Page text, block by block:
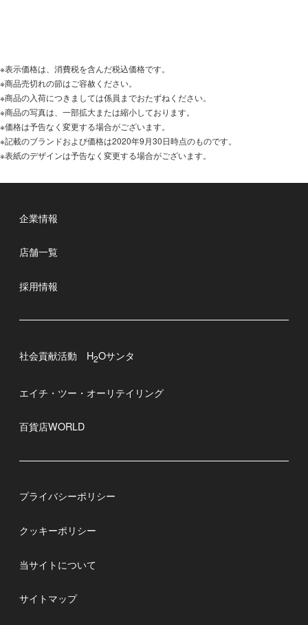
※表示価格は、消費税を含んだ税込価格です。
※商品売切れの節はご容赦ください。
※商品の入荷につきましては係員までおたずねください。
※商品の写真は、一部拡大または縮小しております。
※価格は予告なく変更する場合がございます。
※記載のブランドおよび価格は2020年9月30日時点のものです。
※表紙のデザインは予告なく変更する場合がございます。
企業情報
店舗一覧
採用情報
社会貢献活動 H2Oサンタ
エイチ・ツー・オーリテイリング
百貨店WORLD
プライバシーポリシー
クッキーポリシー
当サイトについて
サイトマップ